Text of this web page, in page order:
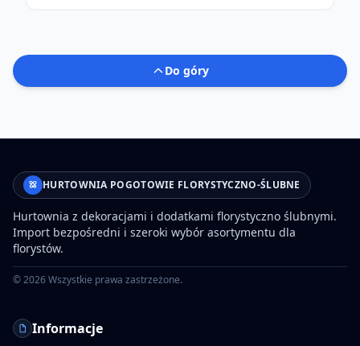
Do góry
HURTOWNIA POGOTOWIE FLORYSTYCZNO-ŚLUBNE
Hurtownia z dekoracjami i dodatkami florystyczno ślubnymi.
Import bezpośredni i szeroki wybór asortymentu dla
florystów.
©2026Wszystkie prawa zastrzeżone.
Informacje